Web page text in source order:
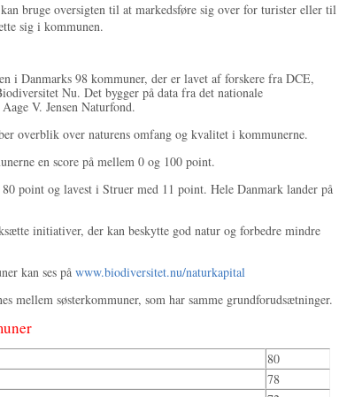
bruge oversigten til at markedsføre sig over for turister eller til
sig i kommunen.
i Danmarks 98 kommuner, der er lavet af forskere fra DCE,
Nu. Det bygger på data fra det nationale
V. Jensen Naturfond.
overblik over naturens omfang og kvalitet i kommunerne.
en score på mellem 0 og 100 point.
point og lavest i Struer med 11 point. Hele Danmark lander på
initiativer, der kan beskytte god natur og forbedre mindre
kan ses på www.biodiversitet.nu/naturkapital
mellem søsterkommuner, som har samme grundforudsætninger.
80
78